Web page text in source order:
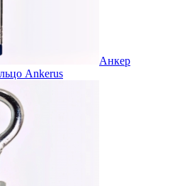
Анкер
Ankerus